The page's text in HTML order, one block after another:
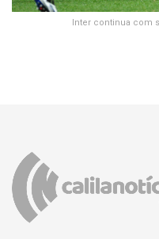
Inter continua com